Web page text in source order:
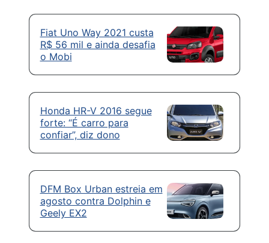
Fiat Uno Way 2021 custa
R$ 56 mil e ainda desafia
o Mobi
Honda HR-V 2016 segue
forte: “É carro para
confiar”, diz dono
DFM Box Urban estreia em
agosto contra Dolphin e
Geely EX2